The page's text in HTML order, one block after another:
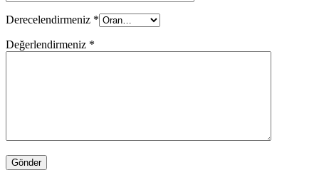
Derecelendirmeniz *
Değerlendirmeniz *